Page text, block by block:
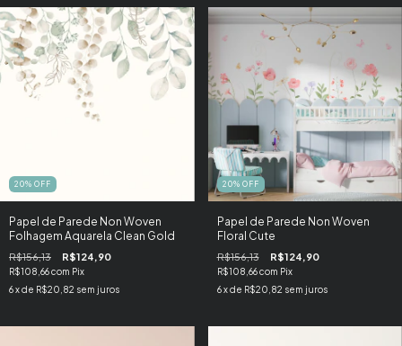
20% OFF
Papel de Parede Non Woven
Folhagem Aquarela Clean Gold
R$156,13 R$124,90
R$108,66com Pix
6x de R$20,82 sem juros
20% OFF
Papel de Parede Non Woven
Floral Cute
R$156,13 R$124,90
R$108,66com Pix
6 x de R$20,82 sem juros